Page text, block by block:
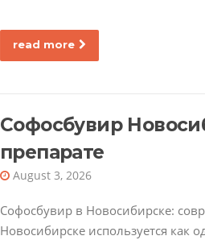
read more
Софосбувир
препарате
August 3, 2026
Софосбувир в Новосибирске:
Новосибирске используется